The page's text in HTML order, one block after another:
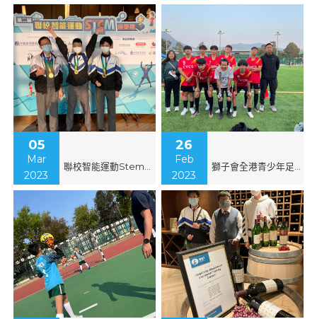
05
Mar
2023
聯校智能運動Stem大賽頒獎禮
26
Feb
2023
獅子會全港青少年足球比賽